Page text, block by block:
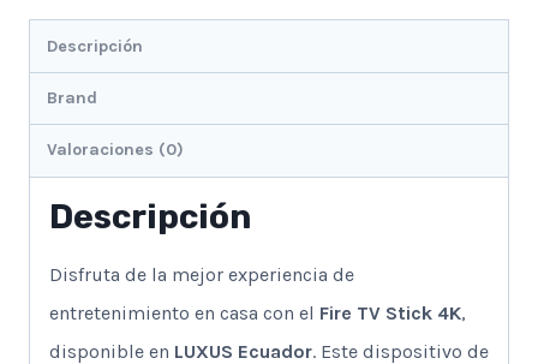
Descripción
Brand
Valoraciones (0)
Descripción
Disfruta de la mejor experiencia de
entretenimiento en casa con el Fire TV Stick 4K,
disponible en LUXUS Ecuador. Este dispositivo de